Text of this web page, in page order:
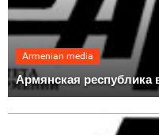
Armenian media
Армянская республика